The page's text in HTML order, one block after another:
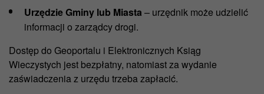
Urzędzie Gminy lub Miasta – urzędnik może udzielić
informacji o zarządcy drogi.
Dostęp do Geoportalu i Elektronicznych Ksiąg
Wieczystych jest bezpłatny, natomiast za wydanie
zaświadczenia z urzędu trzeba zapłacić.